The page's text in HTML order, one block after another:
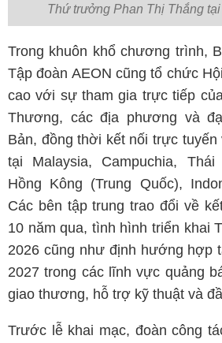
Thứ trưởng Phan Thị Thắng
Trong khuôn khổ chương trình,
Tập đoàn AEON cũng tổ chức
cao với sự tham gia trực tiếp
Thương, các địa phương và
Bản, đồng thời kết nối trực tuyến
tại Malaysia, Campuchia,
Hồng Kông (Trung Quốc),
Các bên tập trung trao đổi về
10 năm qua, tình hình triển khai
2026 cũng như định hướng hợp
2027 trong các lĩnh vực quảng
giao thương, hỗ trợ kỹ thuật và
Trước lễ khai mạc, đoàn công